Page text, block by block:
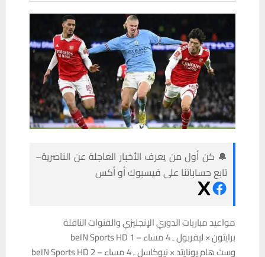
🔔 كن أول من يعرف الأخبار العاجلة عن الناصرية–
تابع حساباتنا على فيسبوك أو أكس
مواعيد مباريات الدوري الإنجليزي والقنوات الناقلة
برايتون × ليفربول ـ 4 مساء – beIN Sports HD 1
وست هام يونايتد × نيوكاسل ـ 4 مساء – beIN Sports HD 2